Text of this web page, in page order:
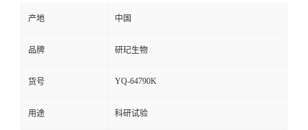
产地 中国
品牌 研玘生物
货号 YQ-64790K
用途 科研试验